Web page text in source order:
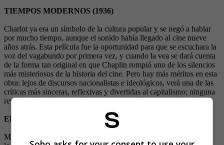
TIEMPOS MODERNOS (1936)
Charlot ya era un símbolo de la cultura popular y se negó a hablar
por mucho tiempo, aunque el sonido había llegado al cine nueve
años atrás. Esta película fue la oportunidad para que se escuchara la
voz del vagabundo por primera vez, y cuando la vea se dará cuenta
de la forma tan original en que Chaplin rompió uno de los silencios
más misteriosos de la historia del cine. Pero hay más méritos en esta
obra: lejos de discursos nacionalistas e ideológicos, verá una de las
críticas más sinceras, reflexivas y divertidas al capitalismo; ninguna
revolución o teórico de la materia podría superarla.
EL GRAN DICTADOR (1940)
Muchas películas han criticado a Hitler y a los nazis, pero ninguna